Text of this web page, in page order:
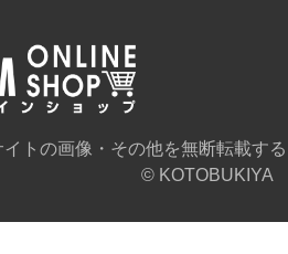
イトの画像・その他を無断転載す
© KOTOBUKIYA